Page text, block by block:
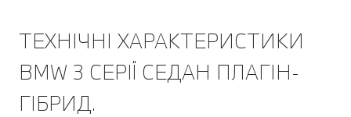
ТЕХНІЧНІ ХАРАКТЕРИСТИКИ
BMW 3 СЕРІЇ СЕДАН ПЛАГІН-
ГІБРИД.